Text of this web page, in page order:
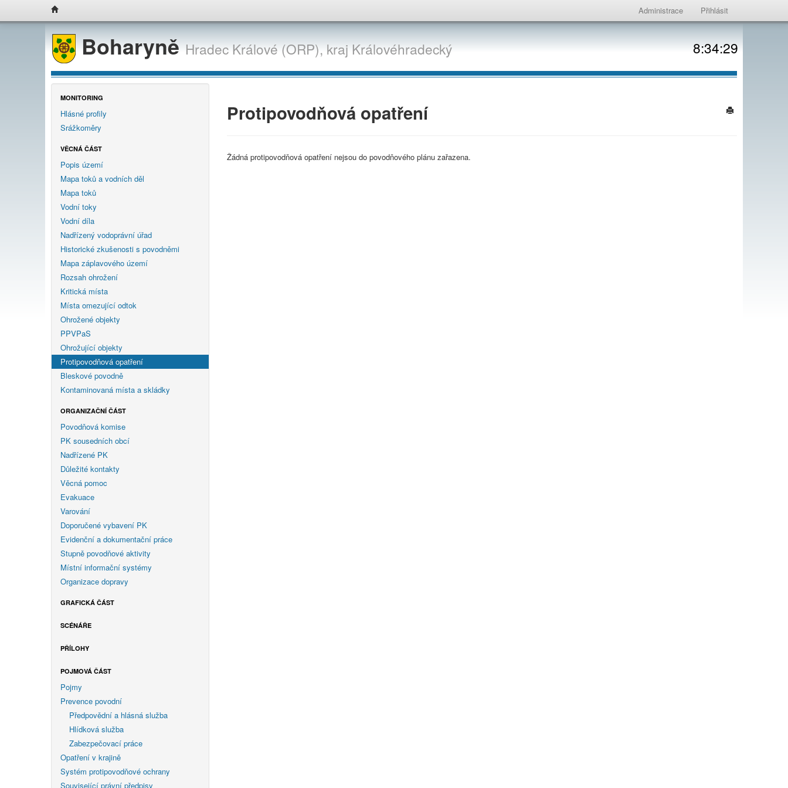
Administrace Přihlásit
BoharyněHradec Králové (ORP),krajKrálovéhradecký 8:34:29
MONITORING
Hlásné profily
Srážkoměry
VĚCNÁ ČÁST
Popis území
Mapa toků a vodních děl
Mapa toků
Vodní toky
Vodní díla
Nadřízený vodoprávní úřad
Historické zkušenosti s povodněmi
Mapa záplavového území
Rozsah ohrožení
Kritická místa
Místa omezující odtok
Ohrožené objekty
PPVPaS
Ohrožující objekty
Protipovodňová opatření
Bleskové povodně
Kontaminovaná místa a skládky
ORGANIZAČNÍ ČÁST
Povodňová komise
PK sousedních obcí
Nadřízené PK
Důležité kontakty
Věcná pomoc
Evakuace
Varování
Doporučené vybavení PK
Evidenční a dokumentační práce
Stupně povodňové aktivity
Místní informační systémy
Organizace dopravy
GRAFICKÁ ČÁST
SCÉNÁŘE
PŘÍLOHY
POJMOVÁ ČÁST
Pojmy
Prevence povodní
Předpovědní a hlásná služba
Hlídková služba
Zabezpečovací práce
Opatření v krajině
Systém protipovodňové ochrany
Související právní předpisy
Protipovodňová opatření
Žádná protipovodňová opatření nejsou do povodňového plánu zařazena.